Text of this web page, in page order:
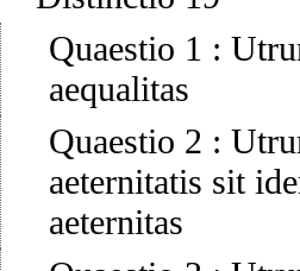
Quaestio 1 :
aequalitas
Quaestio 2 :
aeternitatis sit
aeternitas